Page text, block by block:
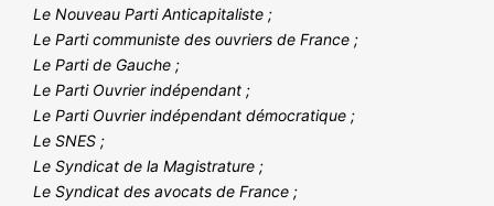
Le Nouveau Parti Anticapitaliste ;
Le Parti communiste des ouvriers de France ;
Le Parti de Gauche ;
Le Parti Ouvrier indépendant ;
Le Parti Ouvrier indépendant démocratique ;
Le SNES ;
Le Syndicat de la Magistrature ;
Le Syndicat des avocats de France ;